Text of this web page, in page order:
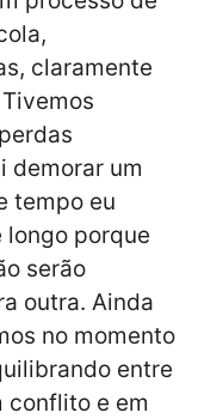
claramente
demorar um
tempo eu
longo porque
serão
outra. Ainda
no momento
entre
conflito e em